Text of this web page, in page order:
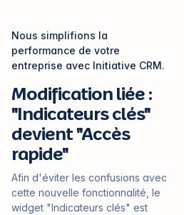
Nous simplifions la
performance de votre
entreprise avec Initiative CRM.
Modification liée :
"Indicateurs clés"
devient "Accès
rapide"
Afin d'éviter les confusions avec
cette nouvelle fonctionnalité, le
widget "Indicateurs clés" est